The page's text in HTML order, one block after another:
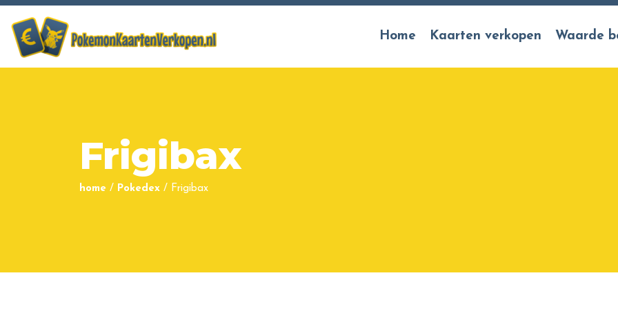
Home Kaarten verkopen Waarde
Frigibax
home / Pokedex / Frigibax